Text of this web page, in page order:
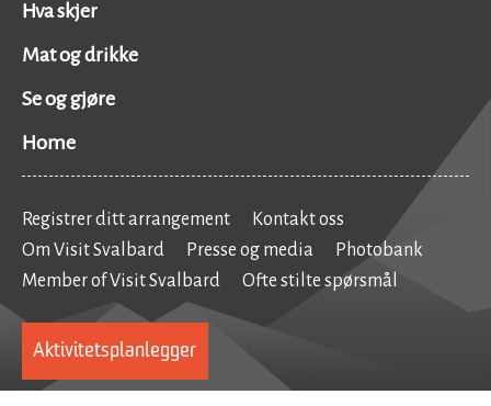
Hva skjer
Mat og drikke
Se og gjøre
Home
Registrer ditt arrangement
Kontakt oss
Om Visit Svalbard
Presse og media
Photobank
Member of Visit Svalbard
Ofte stilte spørsmål
Aktivitetsplanlegger